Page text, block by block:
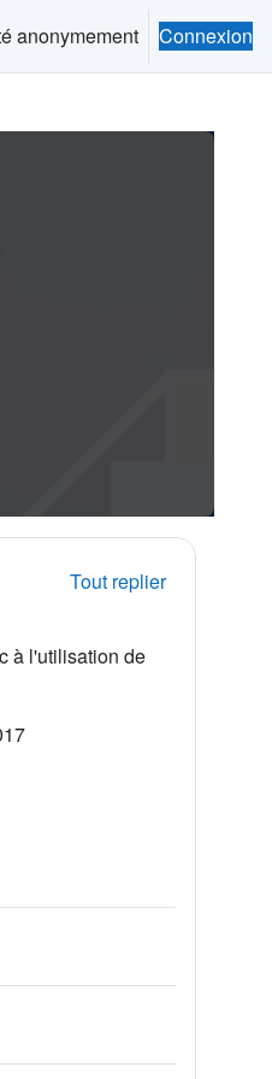
de recherche
anonymement Connexion
Tout replier
à l'utilisation de